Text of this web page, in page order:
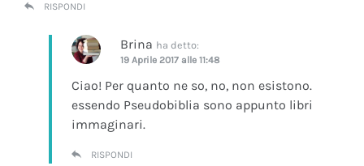
RISPONDI
Brina ha detto:
19 Aprile 2017 alle 11:48
Ciao! Per quanto ne so, no, non esistono.
essendo Pseudobiblia sono appunto libri
immaginari.
RISPONDI